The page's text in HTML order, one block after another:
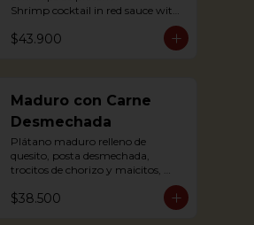
Shrimp cocktail in red sauce with
$43.900
Maduro con Carne
Desmechada
Plátano maduro relleno de
quesito, posta desmechada,
trocitos de chorizo y maicitos,
rallado.
Sweet plantain filled with cheese,
$38.500